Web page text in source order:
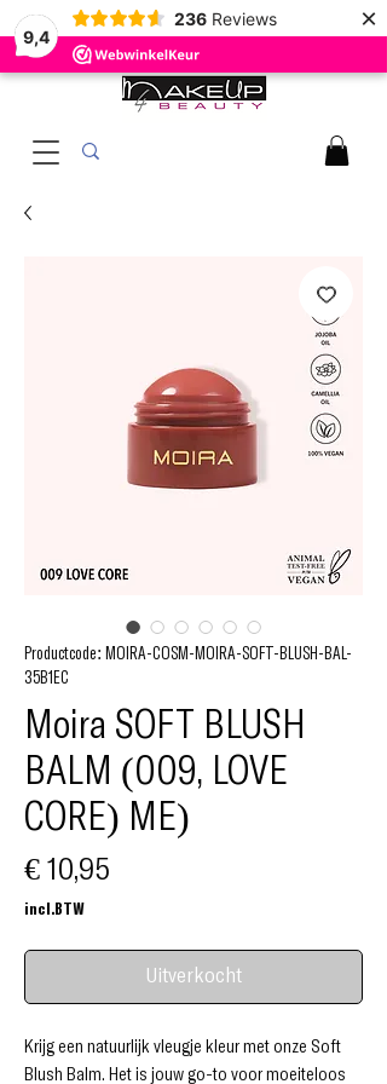
9,4
236 Reviews ×
Productcode: MOIRA-COSM-MOIRA-SOFT-BLUSH-BAL-
35B1EC
Moira SOFT BLUSH
BALM (009, LOVE
CORE) ME)
€ 10,95
incl.BTW
Uitverkocht
Krijg een natuurlijk vleugje kleur met onze Soft
Blush Balm. Het is jouw go-to voor moeiteloos